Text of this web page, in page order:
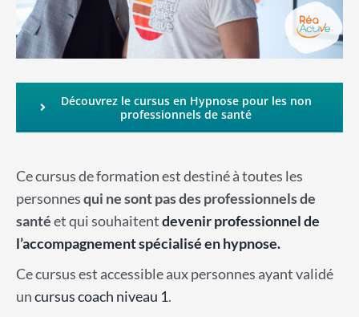
Découvrez le cursus en Hypnose pour les non
professionnels de santé
Ce cursus de formation est destiné à toutes les
personnesqui ne sont pas des professionnels de
santéet qui souhaitentdevenir professionnel de
l’accompagnement spécialisé en hypnose.
Ce cursus est accessible aux personnes ayant validé
uncursus coach niveau 1.